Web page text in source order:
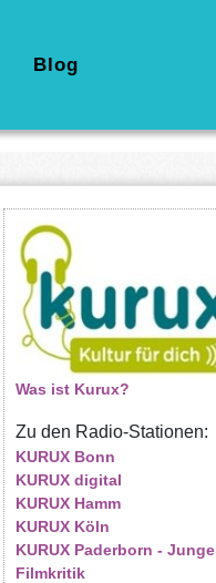
Blog
Was ist Kurux?
Zu den Radio-Stationen:
KURUX Bonn
KURUX digital
KURUX Hamm
KURUX Köln
KURUX Paderborn - Junge
Filmkritik